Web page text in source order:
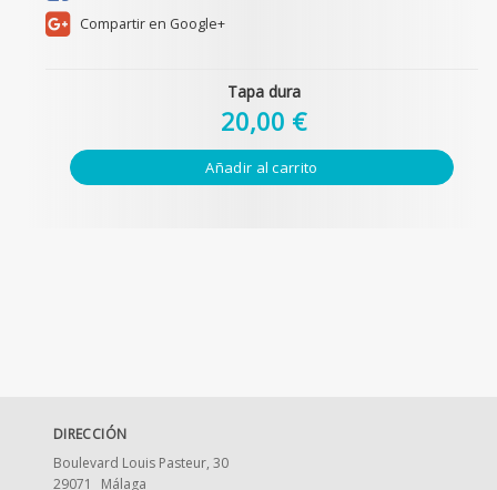
Compartir en Google+
Tapa dura
20,00 €
Añadir al carrito
DIRECCIÓN
Boulevard Louis Pasteur, 30
29071
Málaga